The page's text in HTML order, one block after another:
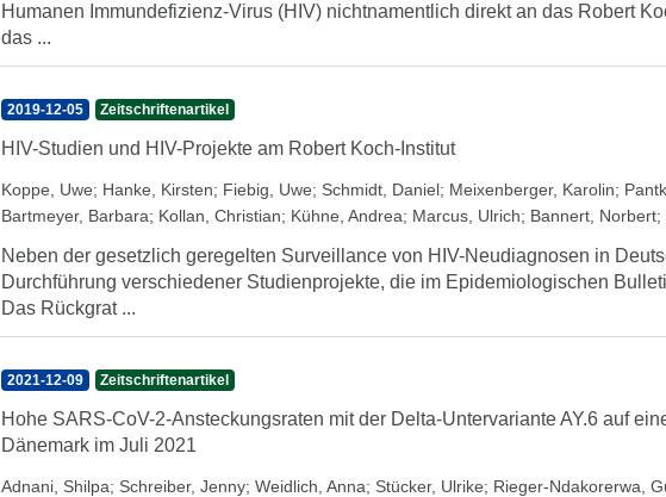
Humanen Immundefizienz-Virus (HIV) nichtnamentlich direkt an das Robert
das ...
2019-12-05 Zeitschriftenartikel
HIV-Studien und HIV-Projekte am Robert Koch-Institut
Koppe, Uwe; Hanke, Kirsten; Fiebig, Uwe; Schmidt, Daniel; Meixenberger, Karolin;
Bartmeyer, Barbara; Kollan, Christian; Kühne, Andrea; Marcus, Ulrich; Bannert, Norbert;
Neben der gesetzlich geregelten Surveillance von HIV-Neudiagnosen in
Durchführung verschiedener Studienprojekte, die im Epidemiologischen
Das Rückgrat ...
2021-12-09 Zeitschriftenartikel
Hohe SARS-CoV-2-Ansteckungsraten mit der Delta-Untervariante AY.6 auf
Dänemark im Juli 2021
Adnani, Shilpa; Schreiber, Jenny; Weidlich, Anna; Stücker, Ulrike; Rieger-Ndakorerwa,